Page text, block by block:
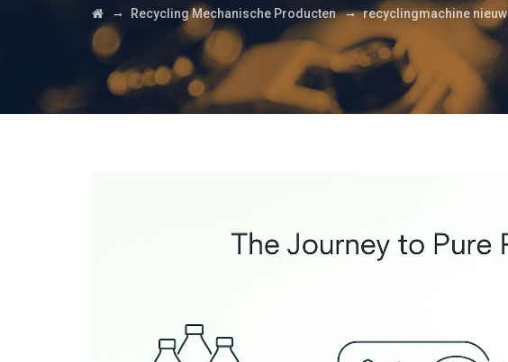
→ Recycling Mechanische Producten→recyclingmachine